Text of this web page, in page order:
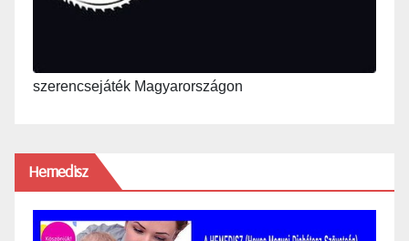
szerencsejáték Magyarországon
Hemedisz